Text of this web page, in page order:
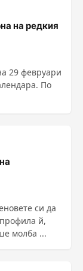
на редкия
29 февруари
По
си да
й,
беше молба ...